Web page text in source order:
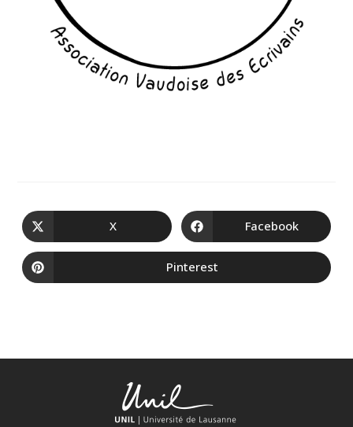
X Facebook
Pinterest